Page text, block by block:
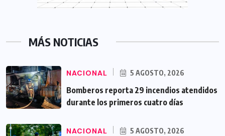
MÁS NOTICIAS
NACIONAL 5 AGOSTO, 2026
Bomberos reporta 29 incendios atendidos
durante los primeros cuatro días
NACIONAL 5 AGOSTO, 2026